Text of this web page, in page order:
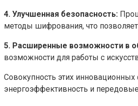
4. Улучшенная безопасность:
методы шифрования, что
5. Расширенные возможности в
возможности для работы с
Совокупность этих
энергоэффективность и передовые